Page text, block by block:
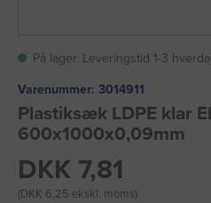
På lager. Leveringstid 1-3
Varenummer: 3014911
Plastiksæk LDPE klar
600x1000x0,09mm
DKK 7,81
(DKK 6,25 ekskl. moms)